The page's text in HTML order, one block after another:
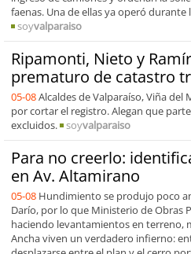
faenas. Una de ellas ya operó
soyvalparaiso
Ripamonti, Nieto y
prematuro de catastro
05-08Alcaldes de Valparaíso, Viña
por cortar el registro. Alegan que
excluidos.
soyvalparaiso
Para no creerlo:
en Av. Altamirano
05-08 Hundimiento se produjo poco
Darío, por lo que Ministerio de Obras
haciendo levantamientos en terreno,
Ancha viven un verdadero infierno: